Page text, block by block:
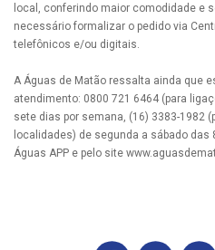
local, conferindo maior comodidade e
necessário formalizar o pedido via
telefônicos e/ou digitais.
A Águas de Matão ressalta ainda que
atendimento: 0800 721 6464 (para
sete dias por semana, (16) 3383-1982
localidades) de segunda a sábado
Águas APP e pelo site